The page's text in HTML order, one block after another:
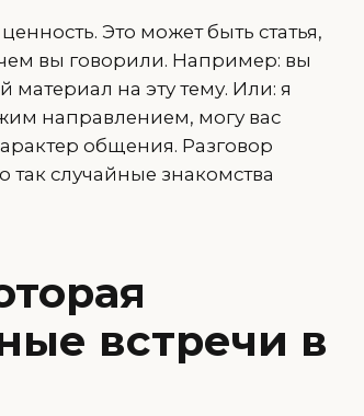
Это может быть статья,
чем вы говорили. Например: вы
на эту тему. Или: я
направлением, могу вас
общения. Разговор
случайные знакомства
встречи в